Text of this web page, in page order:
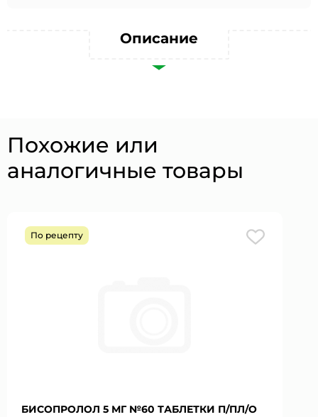
Описание
Похожие или
аналогичные товары
По рецепту
БИСОПРОЛОЛ 5 МГ №60 ТАБЛЕТКИ П/ПЛ/О